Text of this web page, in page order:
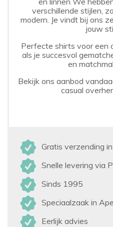
verschillende stijlen,
modern. Je vindt bij ons
jouw
Perfecte shirts voor een
als je succesvol
en
Bekijk ons aanbod
casual
Gratis verzending
Snelle levering via
Sinds 1995
Speciaalzaak in
Eerlijk advies